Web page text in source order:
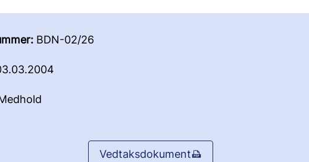
BDN-02/26
Vedtaksdokument